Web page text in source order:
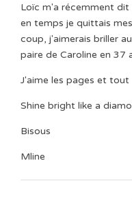
Loïc m'a récemment
en temps je quittais
coup, j'aimerais briller
paire de Caroline en 37
J'aime les pages et
Shine bright like a
Bisous
Mline